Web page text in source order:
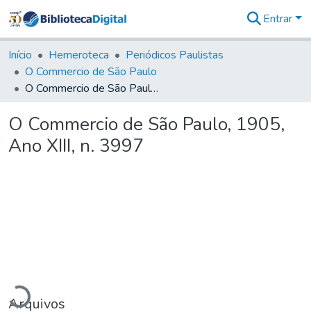
&
Coleções
Tudo na
Biblioteca
Estatísticas
Entrar
Início Hemeroteca
Periódicos Paulistas
O Commercio de São Paulo
O Commercio de São Paulo, 1905, Ano XIII, n. 3997
O Commercio de São Paulo, 1905,
Ano XIII, n. 3997
Arquivos